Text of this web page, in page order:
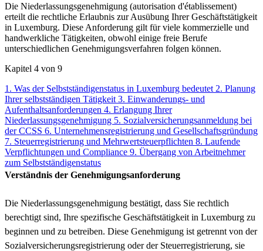
Die Niederlassungsgenehmigung (autorisation d'établissement)
erteilt die rechtliche Erlaubnis zur Ausübung Ihrer Geschäftstätigkeit
in Luxemburg. Diese Anforderung gilt für viele kommerzielle und
handwerkliche Tätigkeiten, obwohl einige freie Berufe
unterschiedlichen Genehmigungsverfahren folgen können.
Kapitel 4 von 9
1. Was der Selbstständigenstatus in Luxemburg bedeutet 2. Planung
Ihrer selbstständigen Tätigkeit 3. Einwanderungs- und
Aufenthaltsanforderungen 4. Erlangung Ihrer
Niederlassungsgenehmigung 5. Sozialversicherungsanmeldung bei
der CCSS 6. Unternehmensregistrierung und Gesellschaftsgründung
7. Steuerregistrierung und Mehrwertsteuerpflichten 8. Laufende
Verpflichtungen und Compliance 9. Übergang von Arbeitnehmer
zum Selbstständigenstatus
Verständnis der Genehmigungsanforderung
Die Niederlassungsgenehmigung bestätigt, dass Sie rechtlich
berechtigt sind, Ihre spezifische Geschäftstätigkeit in Luxemburg zu
beginnen und zu betreiben. Diese Genehmigung ist getrennt von der
Sozialversicherungsregistrierung oder der Steuerregistrierung, sie